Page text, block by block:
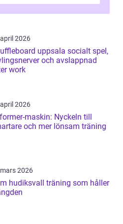
2026
uppsala socialt spel,
och avslappnad
work
2026
maskin: Nyckeln till
och mer lönsam träning
2026
träning som håller